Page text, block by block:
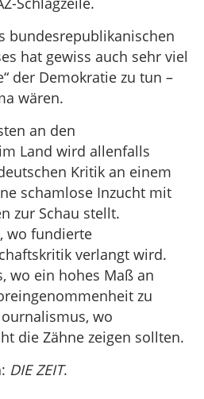
bundesrepublikanischen
hat gewiss auch sehr viel
der Demokratie zu tun –
wären.
an den
Land wird allenfalls
Kritik an einem
schamlose Inzucht mit
zur Schau stellt.
wo fundierte
verlangt wird.
wo ein hohes Maß an
zu
wo
die Zähne zeigen sollten.
DIE ZEIT.